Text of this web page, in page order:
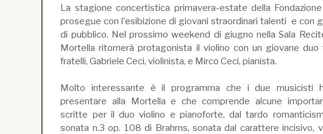
La stagione concertistica primavera-estate della
prosegue con l'esibizione di giovani straordinari talenti e con
di pubblico. Nel prossimo weekend di giugno nella Sala
Mortella ritornerà protagonista il violino con un giovane duo
fratelli, Gabriele Ceci, violinista, e Mirco Ceci, pianista.
Molto interessante è il programma che i due musicisti
presentare alla Mortella e che comprende alcune
scritte per il duo violino e pianoforte, dal tardo
sonata n.3 op. 108 di Brahms, sonata dal carattere incisivo,